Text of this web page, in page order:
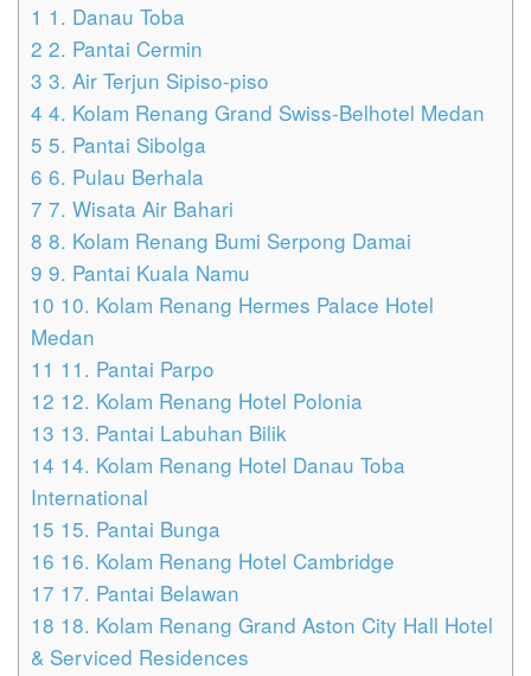
1 1. Danau Toba
2 2. Pantai Cermin
3 3. Air Terjun Sipiso-piso
4 4. Kolam Renang Grand Swiss-Belhotel Medan
5 5. Pantai Sibolga
6 6. Pulau Berhala
7 7. Wisata Air Bahari
8 8. Kolam Renang Bumi Serpong Damai
9 9. Pantai Kuala Namu
10 10. Kolam Renang Hermes Palace Hotel
Medan
11 11. Pantai Parpo
12 12. Kolam Renang Hotel Polonia
13 13. Pantai Labuhan Bilik
14 14. Kolam Renang Hotel Danau Toba
International
15 15. Pantai Bunga
16 16. Kolam Renang Hotel Cambridge
17 17. Pantai Belawan
18 18. Kolam Renang Grand Aston City Hall Hotel
& Serviced Residences